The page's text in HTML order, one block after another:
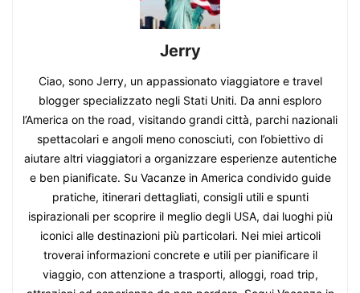
Jerry
Ciao, sono Jerry, un appassionato viaggiatore e travel
blogger specializzato negli Stati Uniti. Da anni esploro
l’America on the road, visitando grandi città, parchi nazionali
spettacolari e angoli meno conosciuti, con l’obiettivo di
aiutare altri viaggiatori a organizzare esperienze autentiche
e ben pianificate. Su Vacanze in America condivido guide
pratiche, itinerari dettagliati, consigli utili e spunti
ispirazionali per scoprire il meglio degli USA, dai luoghi più
iconici alle destinazioni più particolari. Nei miei articoli
troverai informazioni concrete e utili per pianificare il
viaggio, con attenzione a trasporti, alloggi, road trip,